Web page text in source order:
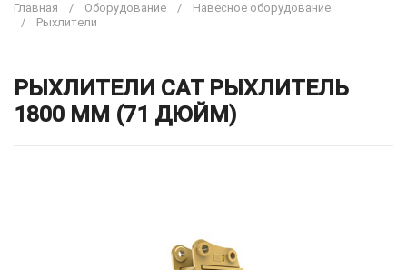
Главная Оборудование
Навесное оборудование
Рыхлители
РЫХЛИТЕЛИ CAT РЫХЛИТЕЛЬ
1800 ММ (71 ДЮЙМ)